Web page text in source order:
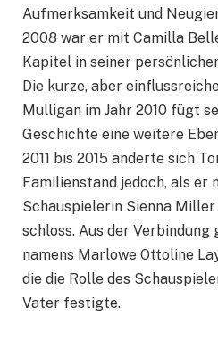
Aufmerksamkeit und
2008 war er mit Camilla
Kapitel in seiner
Die kurze, aber
Mulligan im Jahr 2010 fügt
Geschichte eine weitere
2011 bis 2015 änderte sich
Familienstand jedoch, als er
Schauspielerin Sienna
schloss. Aus der Verbindung
namens Marlowe Ottoline
die die Rolle des
Vater festigte.